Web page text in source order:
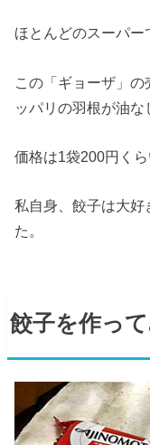
ほとんどのスーパー
この「ギョーザ」
ッパリの羽根が油な
価格は1袋200円くら
私自身、餃子は大好
た。
餃子を作って